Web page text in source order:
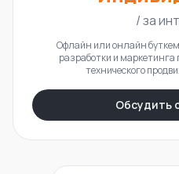
/за
Офлайн или онлайн
разработки и
технического
Обсудить